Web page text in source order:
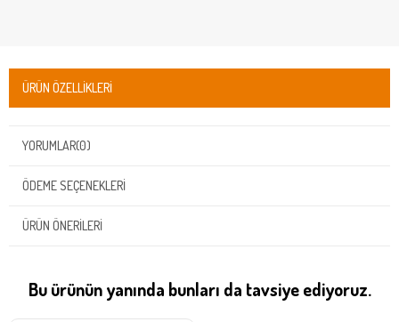
ÜRÜN ÖZELLIKLERI
YORUMLAR(0)
ÖDEME SEÇENEKLERI
ÜRÜN ÖNERILERI
Bu ürünün yanında bunları da tavsiye ediyoruz.